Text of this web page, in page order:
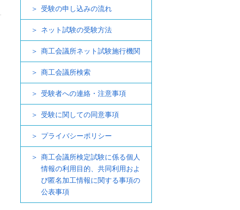
受験の申し込みの流れ
ネット試験の受験方法
商工会議所ネット試験施行機関
商工会議所検索
受験者への連絡・注意事項
受験に関しての同意事項
プライバシーポリシー
商工会議所検定試験に係る個人
情報の利用目的、共同利用およ
び匿名加工情報に関する事項の
公表事項